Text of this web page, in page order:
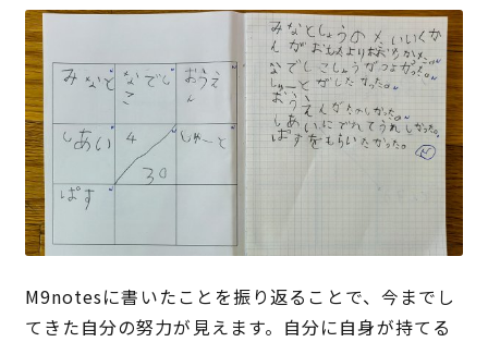
M9notesに書いたことを振り返ることで、今までし
てきた自分の努力が見えます。自分に自身が持てる